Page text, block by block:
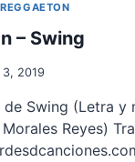
– Swing
3, 2019
Swing (Letra y
Reyes)